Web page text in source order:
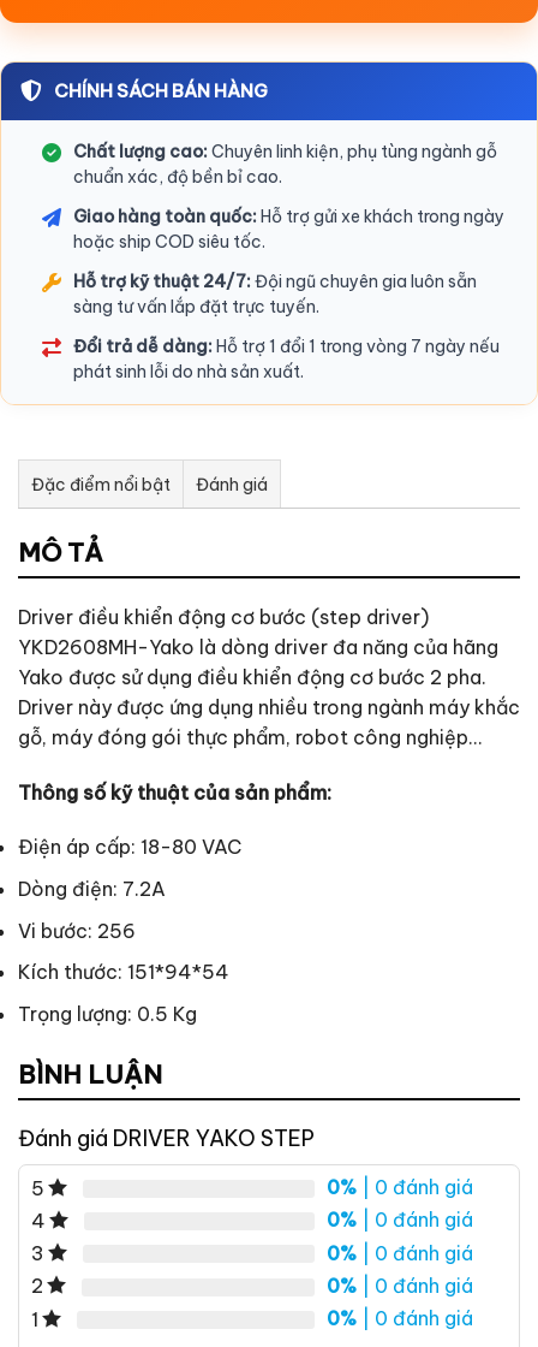
CHÍNH SÁCH BÁN HÀNG
Chất lượng cao:Chuyên linh kiện, phụ tùng ngành gỗ
chuẩn xác, độ bền bỉ cao.
Giao hàng toàn quốc:Hỗ trợ gửi xe khách trong ngày
hoặc ship COD siêu tốc.
Hỗ trợ kỹ thuật 24/7:Đội ngũ chuyên gia luôn sẵn
sàng tư vấn lắp đặt trực tuyến.
Đổi trả dễ dàng:Hỗ trợ 1 đổi 1 trong vòng 7 ngày nếu
phát sinh lỗi do nhà sản xuất.
Đặc điểm nổi bật Đánh giá
Tư vấn & bán hàng qua Facebook
MÔ TẢ
Driver điều khiển động cơ bước (step driver)
YKD2608MH-Yako là dòng driver đa năng của hãng
Yako được sử dụng điều khiển động cơ bước 2 pha.
Driver này được ứng dụng nhiều trong ngành máy khắc
gỗ, máy đóng gói thực phẩm, robot công nghiệp…
Thông số kỹ thuật của sản phẩm:
Điện áp cấp: 18-80 VAC
Dòng điện: 7.2A
Vi bước: 256
Kích thước: 151*94*54
Trọng lượng: 0.5 Kg
BÌNH LUẬN
Đánh giá DRIVER YAKO STEP
5 0% | 0 đánh giá
4
0% | 0 đánh giá
3
0% | 0 đánh giá
2
0% | 0 đánh giá
1
0% | 0 đánh giá